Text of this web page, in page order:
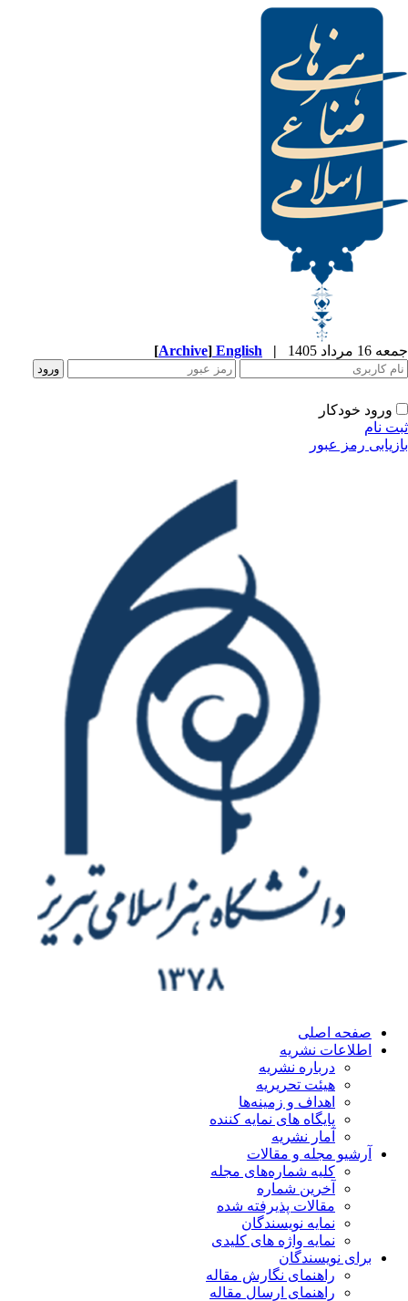
|
English
[ Archive
عبور
اصلی
نشریه
درباره نشریه
هیئت تحریریه
اهداف و زمینه‌ها
پایگاه های نمایه کننده
آمار نشریه
مجله و مقالات
کلیه شماره‌های مجله
آخرین شماره
مقالات پذیرفته شده
نمایه نویسندگان
نمایه واژه های کلیدی
نویسندگان
راهنمای نگارش مقاله
راهنمای ارسال مقاله